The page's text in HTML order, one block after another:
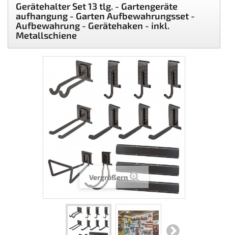
Gerätehalter Set 13 tlg. - Gartengeräte
aufhangung - Garten Aufbewahrungsset -
Aufbewahrung - Gerätehaken - inkl.
Metallschiene
Vergrößern